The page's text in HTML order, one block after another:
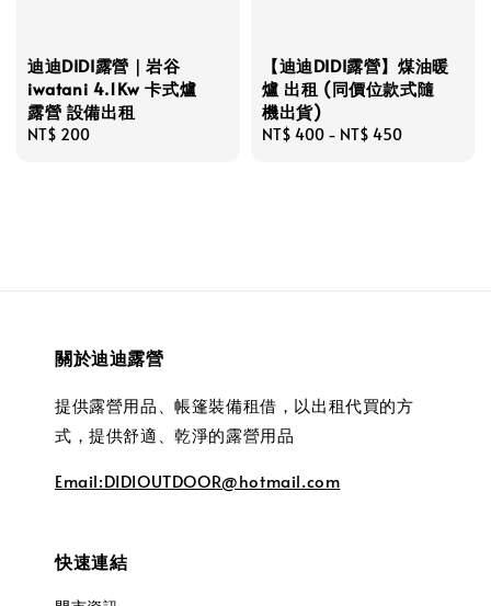
迪迪DIDI露營｜岩谷
iwatani 4.1Kw 卡式爐
露營 設備出租
Regular
NT$ 200
【迪迪DIDI露營】煤油暖
爐 出租 (同價位款式隨
機出貨)
Regular
NT$ 400 - NT$ 450
關於迪迪露營
提供露營用品、帳篷裝備租借，以出租代買的方
式，提供舒適、乾淨的露營用品
Email:DIDIOUTDOOR@hotmail.com
快速連結